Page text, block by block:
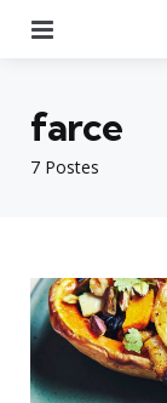
7 Postes
farce